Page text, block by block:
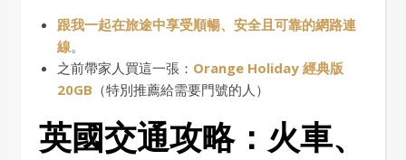
跟我一起在旅途中享受順暢、安全且可靠的網路連
線。
之前帶家人買這一張： Orange Holiday 經典版
20GB （特別推薦給需要門號的人）
英國交通攻略：火車、